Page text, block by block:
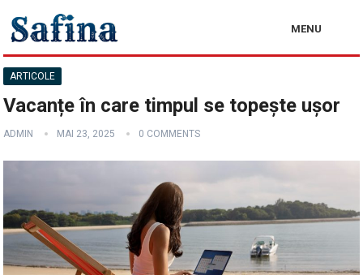
MENU
ARTICOLE
Vacanțe în care timpul se topește ușor
ADMIN MAI 23, 2025 0 COMMENTS